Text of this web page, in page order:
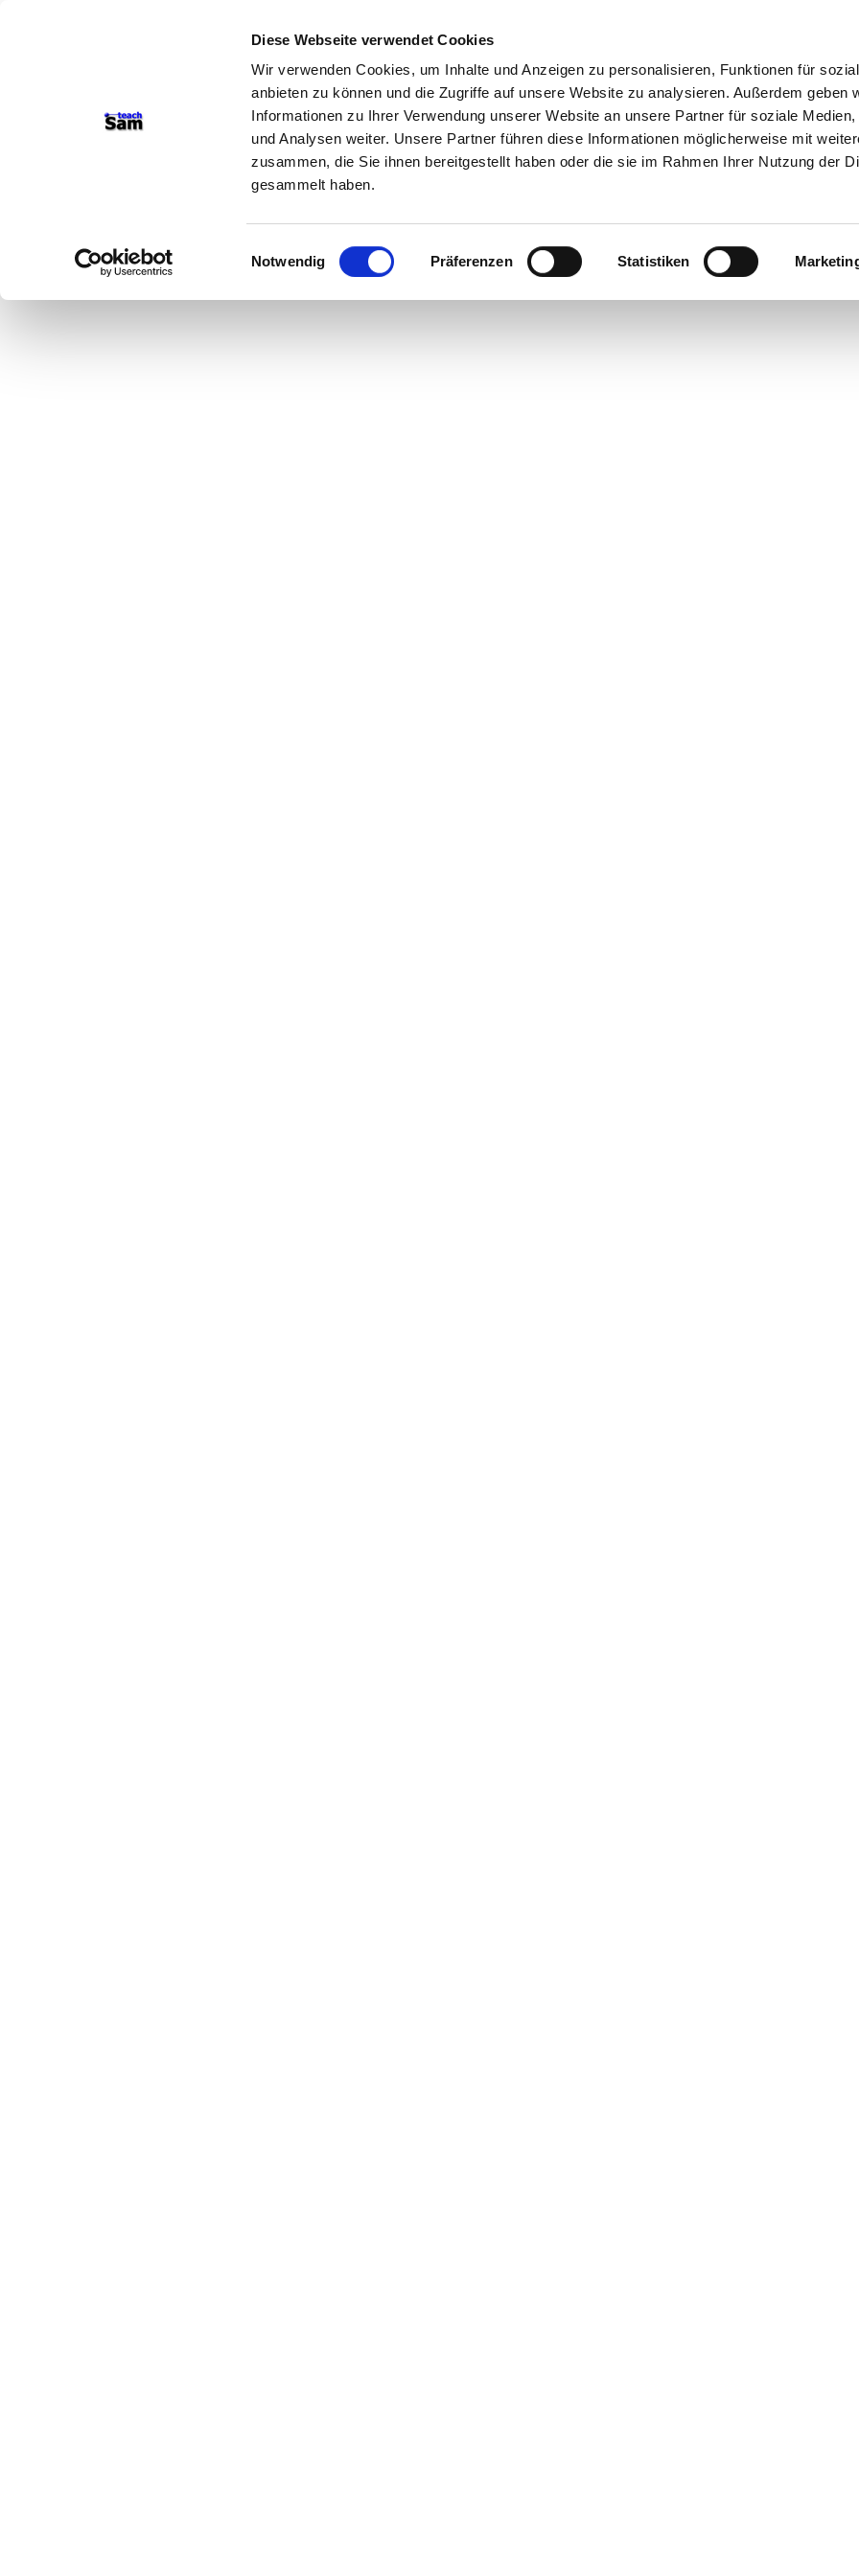
Diese Webseite verwendet Cookies
Wir verwenden Cookies, um Inhalte und Anzeigen zu personalisieren, Funktionen für
anbieten zu können und die Zugriffe auf unsere Website zu analysieren. Außerdem geben
Informationen zu Ihrer Verwendung unserer Website an unsere Partner für soziale Medien,
und Analysen weiter. Unsere Partner führen diese Informationen möglicherweise mit
zusammen, die Sie ihnen bereitgestellt haben oder die sie im Rahmen Ihrer Nutzung der
gesammelt haben.
Einwilligungsauswahl
Notwendig Präferenzen Statistiken